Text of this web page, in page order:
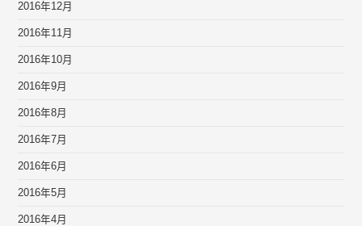
2016年12月
2016年11月
2016年10月
2016年9月
2016年8月
2016年7月
2016年6月
2016年5月
2016年4月